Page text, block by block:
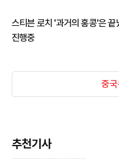
스티븐 로치 '과거의 홍콩'은
진행중
중
추천기사